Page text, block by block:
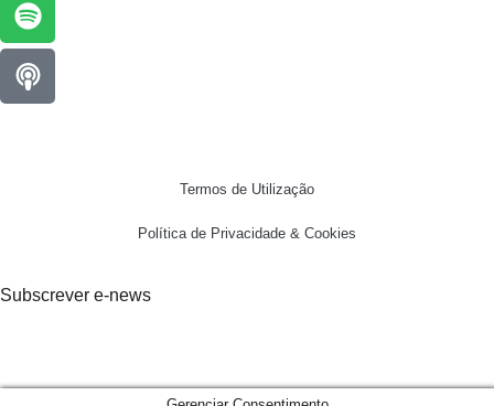
Termos de Utilização
Política de Privacidade & Cookies
Subscrever e-news